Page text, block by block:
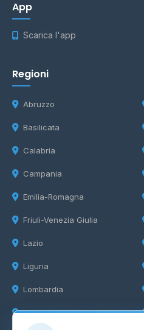
App
Scarica l'app
Regioni
Abruzzo
Basilicata
Calabria
Campania
Emilia-Romagna
Friuli-Venezia Giulia
Lazio
Liguria
Lombardia
Marche